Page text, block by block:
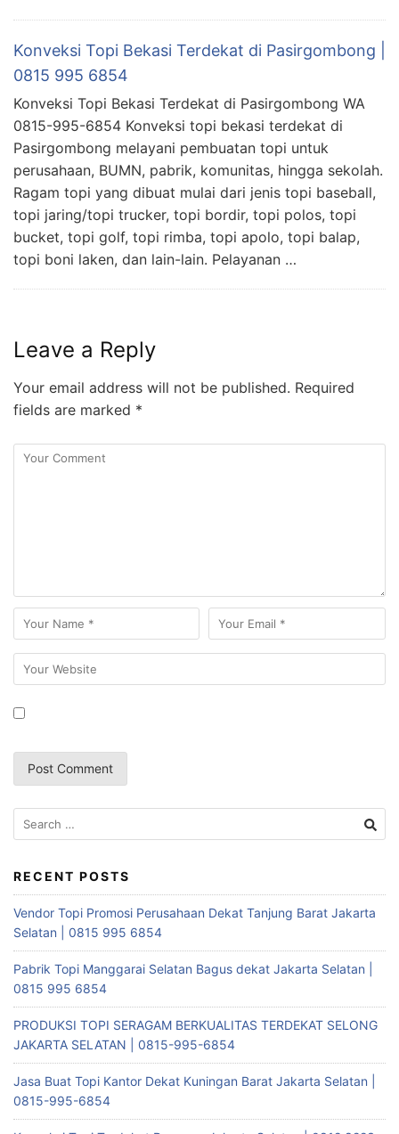
Konveksi Topi Bekasi Terdekat di Pasirgombong |
0815 995 6854
Konveksi Topi Bekasi Terdekat di Pasirgombong WA
0815-995-6854 Konveksi topi bekasi terdekat di
Pasirgombong melayani pembuatan topi untuk
perusahaan, BUMN, pabrik, komunitas, hingga sekolah.
Ragam topi yang dibuat mulai dari jenis topi baseball,
topi jaring/topi trucker, topi bordir, topi polos, topi
bucket, topi golf, topi rimba, topi apolo, topi balap,
topi boni laken, dan lain-lain. Pelayanan …
Leave a Reply
Your email address will not be published. Required
fields are marked *
Search
for:
RECENT POSTS
Vendor Topi Promosi Perusahaan Dekat Tanjung Barat Jakarta
Selatan | 0815 995 6854
Pabrik Topi Manggarai Selatan Bagus dekat Jakarta Selatan |
0815 995 6854
PRODUKSI TOPI SERAGAM BERKUALITAS TERDEKAT SELONG
JAKARTA SELATAN | 0815-995-6854
Jasa Buat Topi Kantor Dekat Kuningan Barat Jakarta Selatan |
0815-995-6854